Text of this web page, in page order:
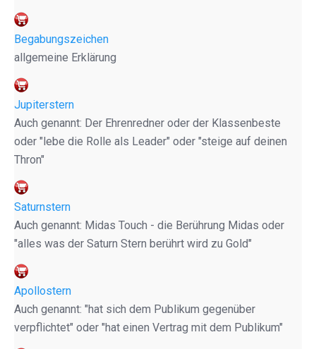
Begabungszeichen
allgemeine Erklärung
Jupiterstern
Auch genannt: Der Ehrenredner oder der Klassenbeste
oder "lebe die Rolle als Leader" oder "steige auf deinen
Thron"
Saturnstern
Auch genannt: Midas Touch - die Berührung Midas oder
"alles was der Saturn Stern berührt wird zu Gold"
Apollostern
Auch genannt: "hat sich dem Publikum gegenüber
verpflichtet" oder "hat einen Vertrag mit dem Publikum"